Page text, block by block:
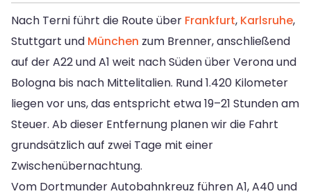
Nach Terni führt die Route über Frankfurt, Karlsruhe,
Stuttgart und München zum Brenner, anschließend
auf der A22 und A1 weit nach Süden über Verona und
Bologna bis nach Mittelitalien. Rund 1.420 Kilometer
liegen vor uns, das entspricht etwa 19–21 Stunden am
Steuer. Ab dieser Entfernung planen wir die Fahrt
grundsätzlich auf zwei Tage mit einer
Zwischenübernachtung.
Vom Dortmunder Autobahnkreuz führen A1, A40 und